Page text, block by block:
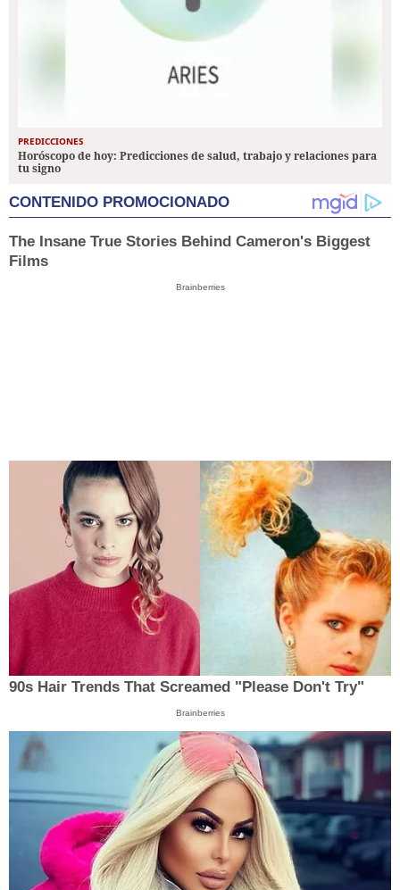
PREDICCIONES
Horóscopo de hoy: Predicciones de salud, trabajo y relaciones para
tu signo
CONTENIDO PROMOCIONADO
The Insane True Stories Behind Cameron's Biggest
Films
Brainberries
90s Hair Trends That Screamed "Please Don't Try"
Brainberries